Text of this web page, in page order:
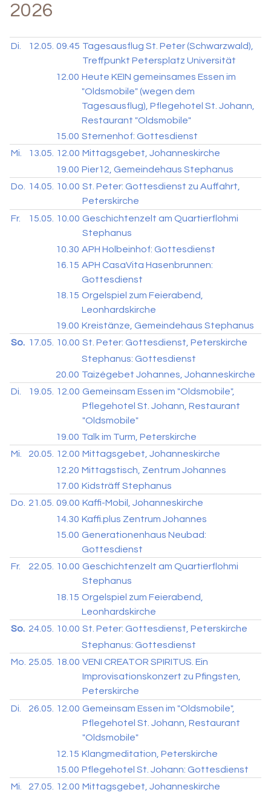
2026
Di. 12.05. 09.45 Tagesausflug St. Peter (Schwarzwald),
Treffpunkt Petersplatz Universität
12.00 Heute KEIN gemeinsames Essen im
"Oldsmobile" (wegen dem
Tagesausflug), Pflegehotel St. Johann,
Restaurant "Oldsmobile"
15.00 Sternenhof: Gottesdienst
Mi.
13.05. 12.00 Mittagsgebet, Johanneskirche
19.00 Pier12, Gemeindehaus Stephanus
Do.
14.05. 10.00 St. Peter: Gottesdienst zu Auffahrt,
Peterskirche
Fr.
15.05. 10.00 Geschichtenzelt am Quartierflohmi
Stephanus
10.30 APH Holbeinhof: Gottesdienst
16.15 APH CasaVita Hasenbrunnen:
Gottesdienst
18.15 Orgelspiel zum Feierabend,
Leonhardskirche
19.00 Kreistänze, Gemeindehaus Stephanus
So. 17.05. 10.00 St. Peter: Gottesdienst, Peterskirche
Stephanus: Gottesdienst
20.00 Taizégebet Johannes, Johanneskirche
Di.
19.05. 12.00 Gemeinsam Essen im "Oldsmobile",
Pflegehotel St. Johann, Restaurant
"Oldsmobile"
19.00 Talk im Turm, Peterskirche
Mi.
20.05. 12.00 Mittagsgebet, Johanneskirche
12.20 Mittagstisch, Zentrum Johannes
17.00 Kidsträff Stephanus
Do.
21.05. 09.00 Kaffi-Mobil, Johanneskirche
14.30 Kaffi.plus Zentrum Johannes
15.00 Generationenhaus Neubad:
Gottesdienst
Fr.
22.05. 10.00 Geschichtenzelt am Quartierflohmi
Stephanus
18.15 Orgelspiel zum Feierabend,
Leonhardskirche
So. 24.05. 10.00 St. Peter: Gottesdienst, Peterskirche
Stephanus: Gottesdienst
Mo. 25.05. 18.00 VENI CREATOR SPIRITUS. Ein
Improvisationskonzert zu Pfingsten,
Peterskirche
Di.
26.05. 12.00 Gemeinsam Essen im "Oldsmobile",
Pflegehotel St. Johann, Restaurant
"Oldsmobile"
12.15 Klangmeditation, Peterskirche
15.00 Pflegehotel St. Johann: Gottesdienst
Mi.
27.05. 12.00 Mittagsgebet, Johanneskirche